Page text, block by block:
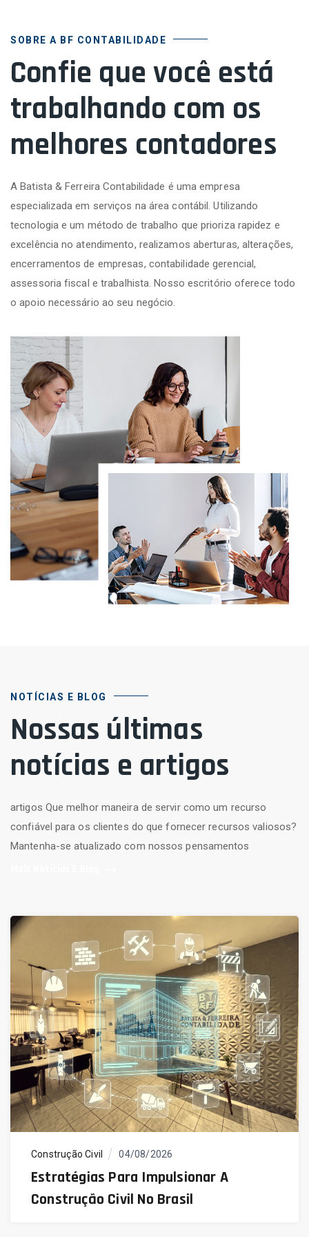
SOBRE A BF CONTABILIDADE
Confie que você está
trabalhando com os
melhores contadores
A Batista & Ferreira Contabilidade é uma empresa
especializada em serviços na área contábil. Utilizando
tecnologia e um método de trabalho que prioriza rapidez e
excelência no atendimento, realizamos aberturas, alterações,
encerramentos de empresas, contabilidade gerencial,
assessoria fiscal e trabalhista. Nosso escritório oferece todo
o apoio necessário ao seu negócio.
NOTÍCIAS E BLOG
Nossas últimas
notícias e artigos
artigos Que melhor maneira de servir como um recurso
confiável para os clientes do que fornecer recursos valiosos?
Mantenha-se atualizado com nossos pensamentos
Construção Civil 04/08/2026
Estratégias Para Impulsionar A
Construção Civil No Brasil